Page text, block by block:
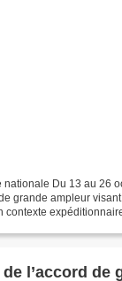
nationale Du 13 au 26
grande ampleur
contexte
l’accord de